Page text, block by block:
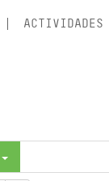
ACTIVIDADES